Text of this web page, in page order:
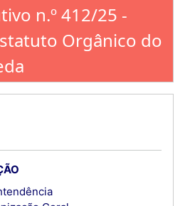
n.º 412/25 -
Orgânico do